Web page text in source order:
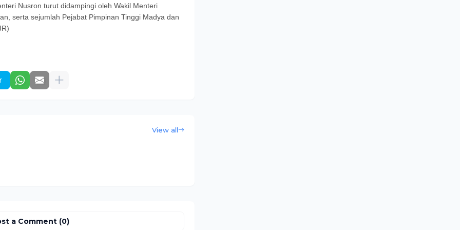
Nusron turut didampingi oleh Wakil Menteri
serta sejumlah Pejabat Pimpinan Tinggi Madya dan
View all
a Comment (0)